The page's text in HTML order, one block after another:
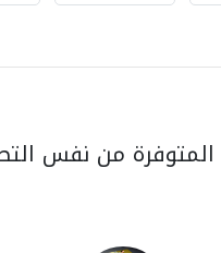
المتوفرة من نفس